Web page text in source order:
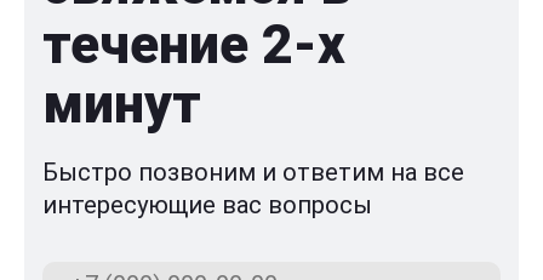
течение 2-x
минут
Быстро позвоним и ответим на все
интересующие вас вопросы